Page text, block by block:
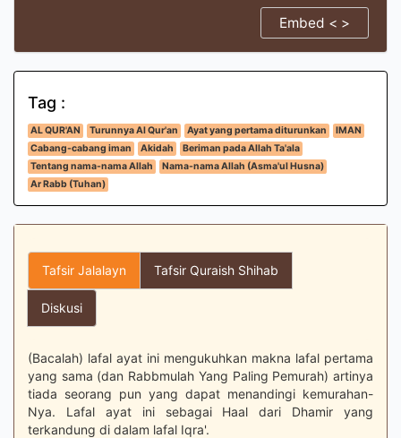
Embed < >
Tag :
AL QUR'AN Turunnya Al Qur'an Ayat yang pertama diturunkan
IMAN
Cabang-cabang iman
Akidah
Beriman pada Allah Ta'ala
Tentang nama-nama Allah
Nama-nama Allah (Asma'ul Husna)
Ar Rabb (Tuhan)
Tafsir Jalalayn Tafsir Quraish Shihab
Diskusi
(Bacalah) lafal ayat ini mengukuhkan makna lafal pertama
yang sama (dan Rabbmulah Yang Paling Pemurah) artinya
tiada seorang pun yang dapat menandingi kemurahan-
Nya. Lafal ayat ini sebagai Haal dari Dhamir yang
terkandung di dalam lafal Iqra'.